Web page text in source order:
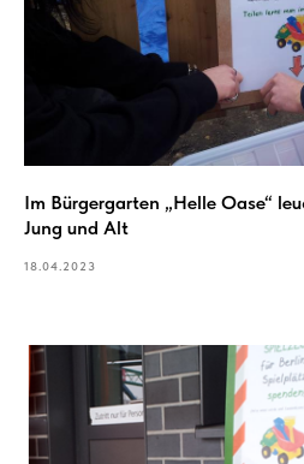
Im Bürgergarten „Helle Oase“
Jung und Alt
18.04.2023